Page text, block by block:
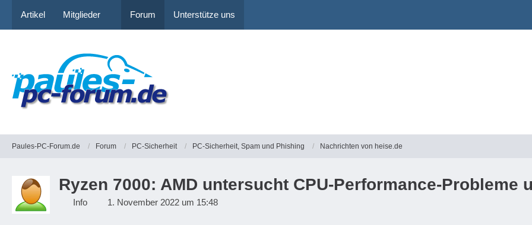
Artikel Mitglieder Forum Unterstütze uns
Paules-PC-Forum.de Forum PC-Sicherheit PC-Sicherheit, Spam und Phishing Nachrichten von heise.de
Ryzen 7000: AMD untersucht CPU-Performance-Probleme
Info 1. November 2022 um 15:48